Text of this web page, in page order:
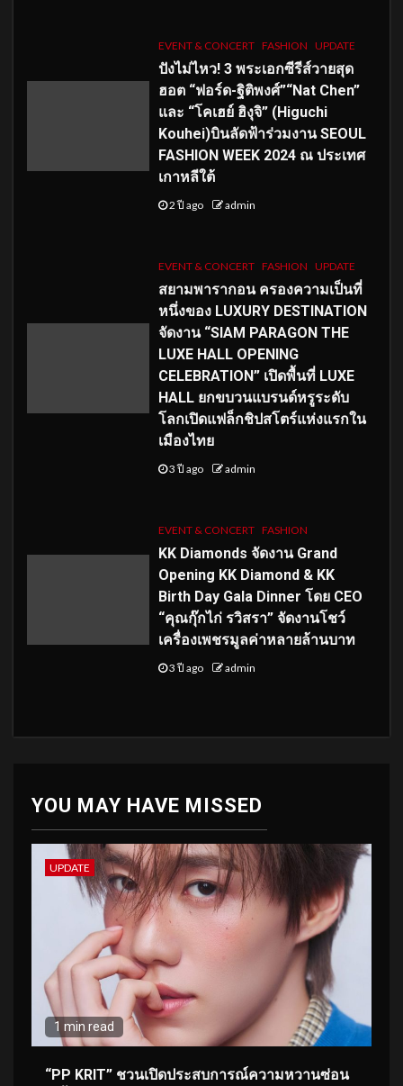
EVENT & CONCERT FASHION UPDATE
ปังไม่ไหว! 3 พระเอกซีรีส์วายสุด
ฮอต “ฟอร์ด-ฐิติพงศ์”“Nat Chen”
และ “โคเฮย์ ฮิงุจิ” (Higuchi
Kouhei)บินลัดฟ้าร่วมงาน SEOUL
FASHION WEEK 2024 ณ ประเทศ
เกาหลีใต้
2 ปี ago admin
EVENT & CONCERT FASHION UPDATE
สยามพารากอน ครองความเป็นที่
หนึ่งของ LUXURY DESTINATION
จัดงาน “SIAM PARAGON THE
LUXE HALL OPENING
CELEBRATION” เปิดพื้นที่ LUXE
HALL ยกขบวนแบรนด์หรูระดับ
โลกเปิดแฟล็กชิปสโตร์แห่งแรกใน
เมืองไทย
3 ปี ago admin
EVENT & CONCERT FASHION
KK Diamonds จัดงาน Grand
Opening KK Diamond & KK
Birth Day Gala Dinner โดย CEO
“คุณกุ๊กไก่ รวิสรา” จัดงานโชว์
เครื่องเพชรมูลค่าหลายล้านบาท
3 ปี ago admin
YOU MAY HAVE MISSED
UPDATE
1 min read
“PP KRIT” ชวนเปิดประสบการณ์ความหวานซ่อน